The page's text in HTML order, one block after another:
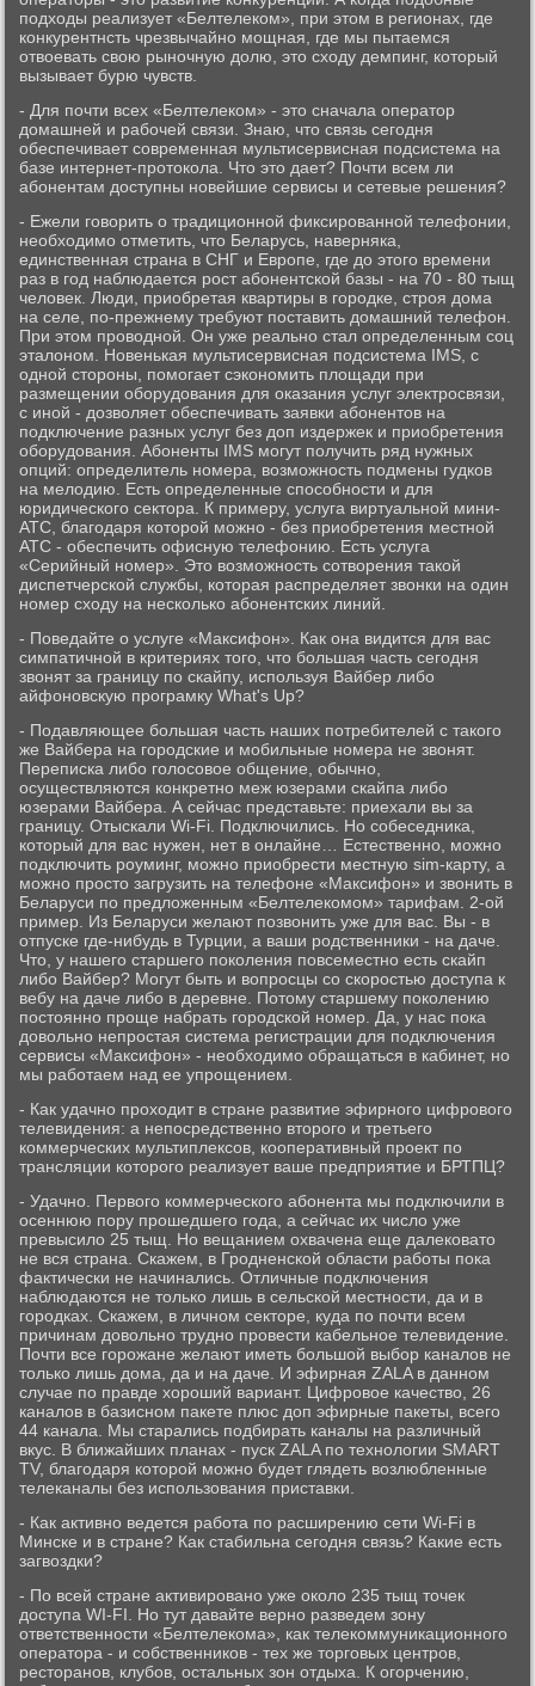
подходы реализует «Белтелеком», при этом в регионах, где
конкурентнсть чрезвычайно мощная, где мы пытаемся
отвоевать свою рыночную долю, это сходу демпинг, который
вызывает бурю чувств.
- Для почти всех «Белтелеком» - это сначала оператор
домашней и рабочей связи. Знаю, что связь сегодня
обеспечивает современная мультисервисная подсистема на
базе интернет-протокола. Что это дает? Почти всем ли
абонентам доступны новейшие сервисы и сетевые решения?
- Ежели говорить о традиционной фиксированной телефонии,
необходимо отметить, что Беларусь, наверняка,
единственная страна в СНГ и Европе, где до этого времени
раз в год наблюдается рост абонентской базы - на 70 - 80 тыщ
человек. Люди, приобретая квартиры в городке, строя дома
на селе, по-прежнему требуют поставить домашний телефон.
При этом проводной. Он уже реально стал определенным соц
эталоном. Новенькая мультисервисная подсистема IMS, с
одной стороны, помогает сэкономить площади при
размещении оборудования для оказания услуг электросвязи,
с иной - дозволяет обеспечивать заявки абонентов на
подключение разных услуг без доп издержек и приобретения
оборудования. Абоненты IMS могут получить ряд нужных
опций: определитель номера, возможность подмены гудков
на мелодию. Есть определенные способности и для
юридического сектора. К примеру, услуга виртуальной мини-
АТС, благодаря которой можно - без приобретения местной
АТС - обеспечить офисную телефонию. Есть услуга
«Серийный номер». Это возможность сотворения такой
диспетчерской службы, которая распределяет звонки на один
номер сходу на несколько абонентских линий.
- Поведайте о услуге «Максифон». Как она видится для вас
симпатичной в критериях того, что большая часть сегодня
звонят за границу по скайпу, используя Вайбер либо
айфоновскую програмку What's Up?
- Подавляющее большая часть наших потребителей с такого
же Вайбера на городские и мобильные номера не звонят.
Переписка либо голосовое общение, обычно,
осуществляются конкретно меж юзерами скайпа либо
юзерами Вайбера. А сейчас представьте: приехали вы за
границу. Отыскали Wi-Fi. Подключились. Но собеседника,
который для вас нужен, нет в онлайне… Естественно, можно
подключить роуминг, можно приобрести местную sim-карту, а
можно просто загрузить на телефоне «Максифон» и звонить в
Беларуси по предложенным «Белтелекомом» тарифам. 2-ой
пример. Из Беларуси желают позвонить уже для вас. Вы - в
отпуске где-нибудь в Турции, а ваши родственники - на даче.
Что, у нашего старшего поколения повсеместно есть скайп
либо Вайбер? Могут быть и вопросцы со скоростью доступа к
вебу на даче либо в деревне. Потому старшему поколению
постоянно проще набрать городской номер. Да, у нас пока
довольно непростая система регистрации для подключения
сервисы «Максифон» - необходимо обращаться в кабинет, но
мы работаем над ее упрощением.
- Как удачно проходит в стране развитие эфирного цифрового
телевидения: а непосредственно второго и третьего
коммерческих мультиплексов, кооперативный проект по
трансляции которого реализует ваше предприятие и БРТПЦ?
- Удачно. Первого коммерческого абонента мы подключили в
осеннюю пору прошедшего года, а сейчас их число уже
превысило 25 тыщ. Но вещанием охвачена еще далековато
не вся страна. Скажем, в Гродненской области работы пока
фактически не начинались. Отличные подключения
наблюдаются не только лишь в сельской местности, да и в
городках. Скажем, в личном секторе, куда по почти всем
причинам довольно трудно провести кабельное телевидение.
Почти все горожане желают иметь большой выбор каналов не
только лишь дома, да и на даче. И эфирная ZALA в данном
случае по правде хороший вариант. Цифровое качество, 26
каналов в базисном пакете плюс доп эфирные пакеты, всего
44 канала. Мы старались подбирать каналы на различный
вкус. В ближайших планах - пуск ZALA по технологии SMART
TV, благодаря которой можно будет глядеть возлюбленные
телеканалы без использования приставки.
- Как активно ведется работа по расширению сети Wi-Fi в
Минске и в стране? Как стабильна сегодня связь? Какие есть
загвоздки?
- По всей стране активировано уже около 235 тыщ точек
доступа WI-FI. Но тут давайте верно разведем зону
ответственности «Белтелекома», как телекоммуникационного
оператора - и собственников - тех же торговых центров,
ресторанов, клубов, остальных зон отдыха. К огорчению,